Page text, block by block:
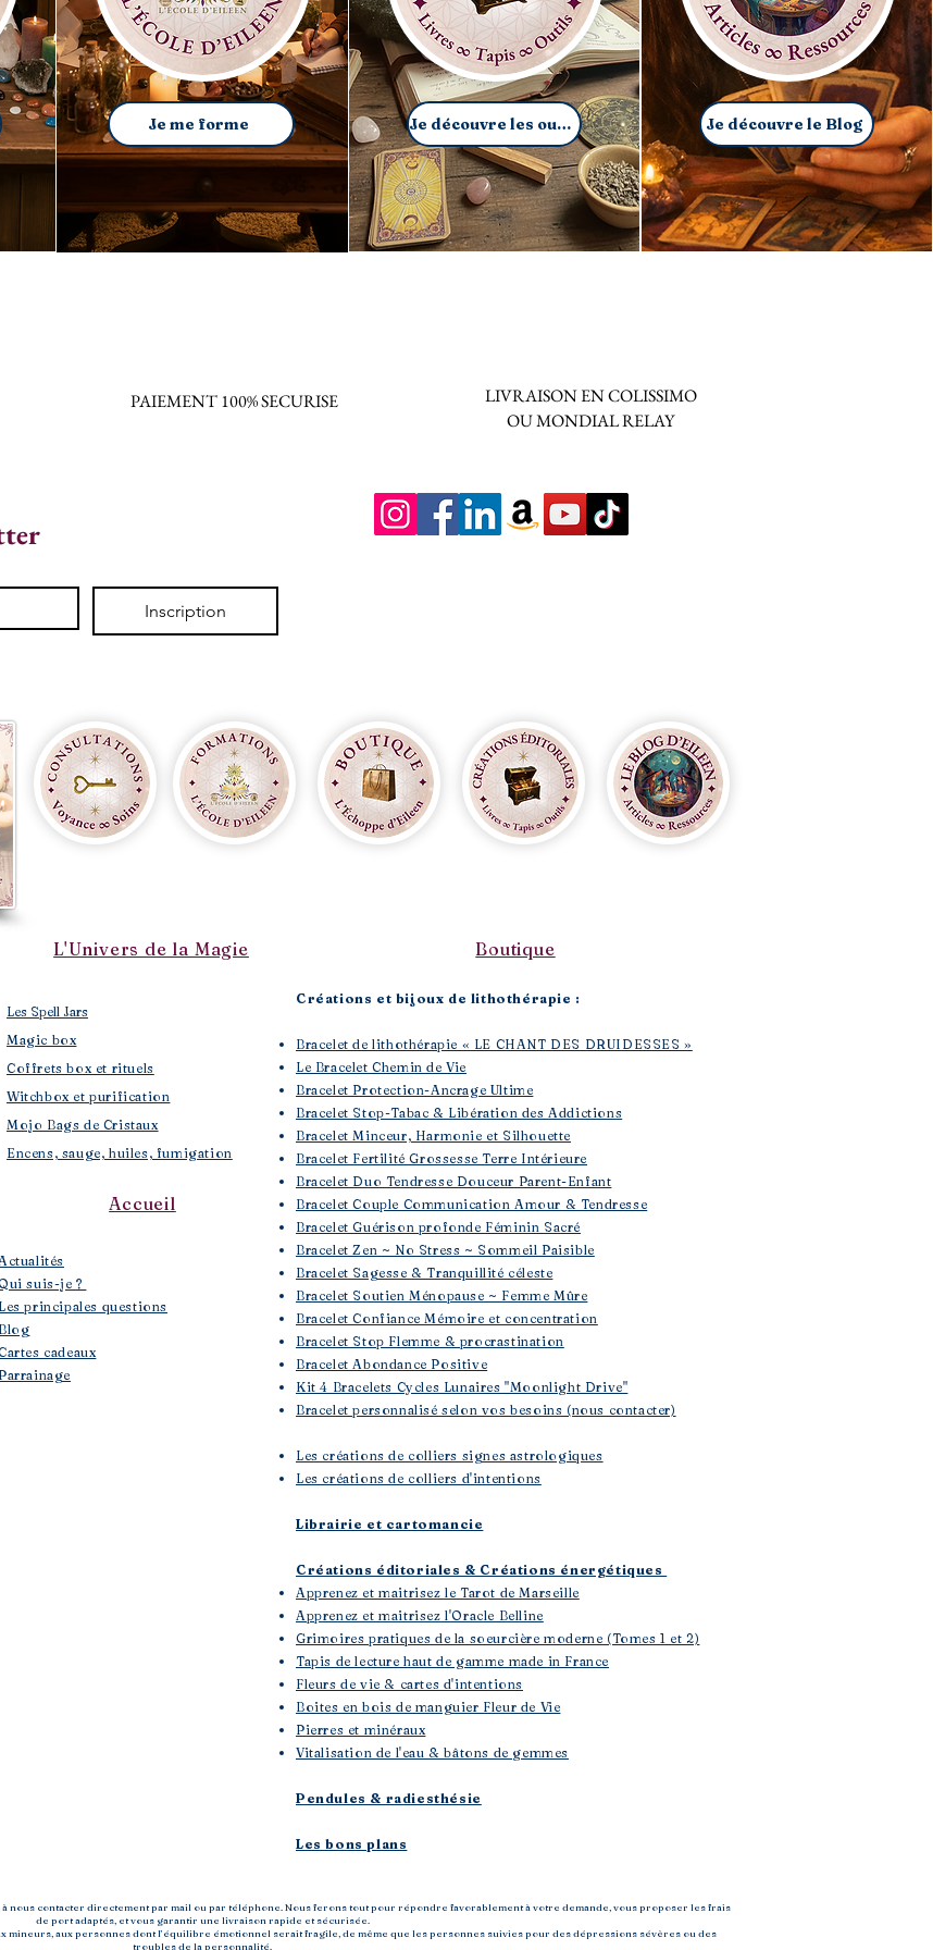
Je me forme Je découvre les outils Je découvre le Blog
PAIEMENT 100% SECURISE
LIVRAISON EN COLISSIMO
OU MONDIAL RELAY
Inscription
L'Univers de la Magie
Les Spell Jars
Magic box
Coffrets box et rituels
Witchbox et purification
Mojo Bags de Cristaux
Encens, sauge, huiles, fumigation
Accueil
suis-je ?
Les principales questions
Blog
cadeaux
Parrainage
Boutique​
Créations et bijoux de lithothérapie :
Bracelet de lithothérapie « LE CHANT DES DRUIDESSES »
Le Bracelet Chemin de Vie
Bracelet Protection-Ancrage Ultime
Bracelet Stop-Tabac & Libération des Addictions
Bracelet Minceur, Harmonie et Silhouette
Bracelet Fertilité Grossesse Terre Intérieure
Bracelet Duo Tendresse Douceur Parent-Enfant
Bracelet Couple Communication Amour & Tendresse
Bracelet Guérison profonde Féminin Sacré
Bracelet Zen ~ No Stress ~ Sommeil Paisible
Bracelet Sagesse & Tranquillité céleste
Bracelet Soutien Ménopause ~ Femme Mûre
Bracelet Confiance Mémoire et concentration
Bracelet Stop Flemme & procrastination
Bracelet Abondance Positive
Kit 4 Bracelets Cycles Lunaires "Moonlight Drive"
Bracelet personnalisé selon vos besoins (nous contacter)
Les créations de colliers signes astrologiques
Les créations de colliers d'intentions
Librairie et cartomancie
Créations éditoriales & Créations énergétiques
Apprenez et maitrisez le Tarot de Marseille
Apprenez et maitrisez l'Oracle Belline
Grimoires pratiques de la soeurcière moderne (Tomes 1 et 2)
Tapis de lecture haut de gamme made in France
Fleurs de vie & cartes d'intentions
Boites en bois de manguier Fleur de Vie
Pierres et minéraux
Vitalisation de l'eau & bâtons de gemmes
Pendules & radiesthésie
Les bons plans
nous contacter directement par mail ou par téléphone. Nous ferons tout pour répondre favorablement à votre demande, vous proposer les frais
de port adaptés, et vous garantir une livraison rapide et sécurisée.
mineurs, aux personnes dont l’équilibre émotionnel serait fragile, de même que les personnes suivies pour des dépressions sévères ou des
troubles de la personnalité.